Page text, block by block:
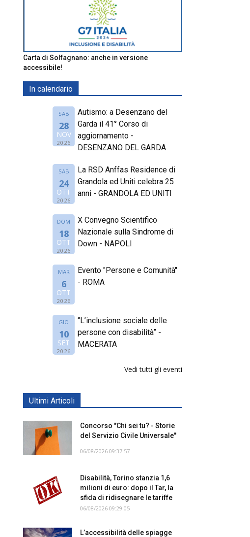
Carta di Solfagnano: anche in versione
accessibile!
In calendario
SAB
28
NOV
2026
Autismo: a Desenzano del
Garda il 41° Corso di
aggiornamento -
DESENZANO DEL GARDA
SAB
24
OTT
2026
La RSD Anffas Residence di
Grandola ed Uniti celebra 25
anni - GRANDOLA ED UNITI
DOM
18
OTT
2026
X Convegno Scientifico
Nazionale sulla Sindrome di
Down - NAPOLI
MAR
6
OTT
2026
Evento "Persone e Comunità"
- ROMA
GIO
10
SET
2026
“L’inclusione sociale delle
persone con disabilità” -
MACERATA
Vedi tutti gli eventi
Ultimi Articoli
Concorso "Chi sei tu? - Storie
del Servizio Civile Universale"
06/08/2026 09:37:57
Disabilità, Torino stanzia 1,6
milioni di euro: dopo il Tar, la
sfida di ridisegnare le tariffe
06/08/2026 09:29:05
L’accessibilità delle spiagge